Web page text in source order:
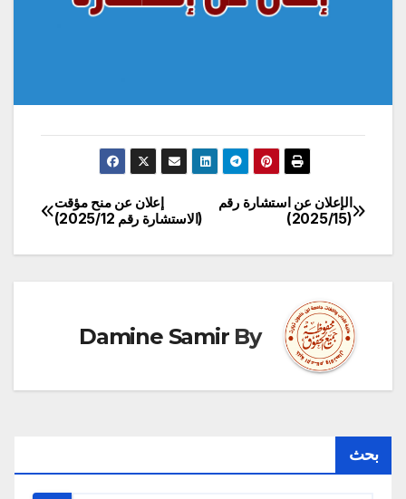
تصفّح
المقالات
إعلان عن منح مؤقت
(الاستشارة رقم 2025/12)
الإعلان عن استشارة رقم
(2025/15)
By
Damine Samir
بحث